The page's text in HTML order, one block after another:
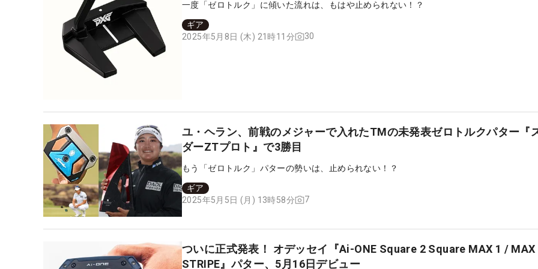
一度「ゼロトルク」に傾いた流れは、もはや止められない！？
ギア
2025年5月8日 (木) 21時11分
30
ユ・ヘラン、前戦のメジャーで入れたTMの未発表ゼロトルクパター『
ダーZTプロト』で3勝目
もう「ゼロトルク」パターの勢いは、止められない！？
ギア
2025年5月5日 (月) 13時58分
7
ついに正式発表！ オデッセイ『Ai-ONE Square 2 Square MAX 1 / MAX
STRIPE』パター、5月16日デビュー